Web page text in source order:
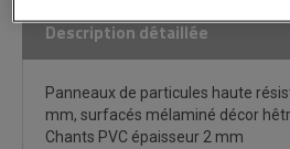
Description détaillée
Panneaux de particules haute
mm, surfacés mélaminé décor
Chants PVC épaisseur 2 mm